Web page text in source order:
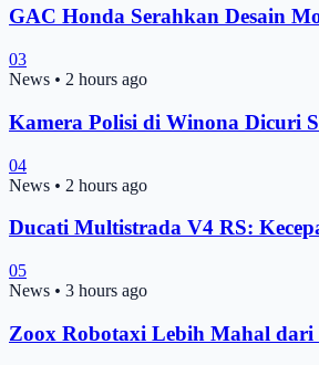
GAC Honda Serahkan Desain
03
News • 2 hours ago
Kamera Polisi di Winona Dicuri
04
News • 2 hours ago
Ducati Multistrada V4 RS:
05
News • 3 hours ago
Zoox Robotaxi Lebih Mahal